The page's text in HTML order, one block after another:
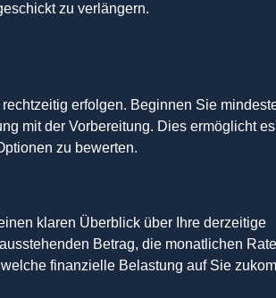
zu verlängern.
erfolgen. Beginnen Sie
mit der Vorbereitung. Dies ermöglicht
zu bewerten.
klaren Überblick über Ihre derzeitige
Betrag, die monatlichen
finanzielle Belastung auf Sie